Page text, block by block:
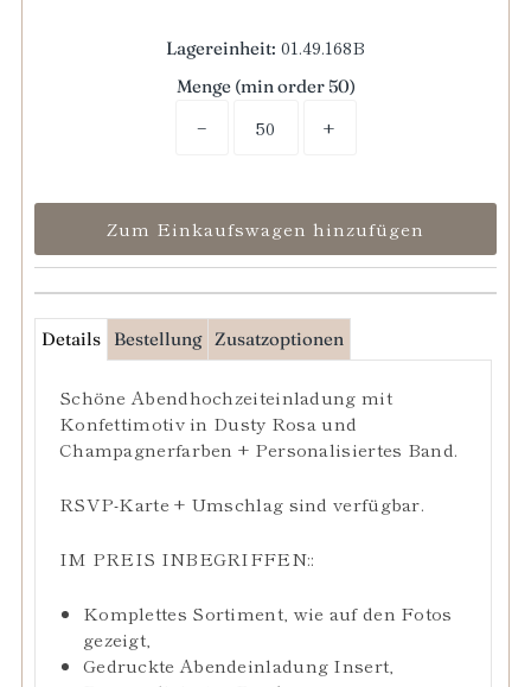
Lagereinheit: 01.49.168B
Menge (min order 50)
− +
Details Bestellung Zusatzoptionen
Schöne Abendhochzeiteinladung mit
Konfettimotiv in Dusty Rosa und
Champagnerfarben + Personalisiertes Band.
RSVP-Karte + Umschlag sind verfügbar.
IM PREIS INBEGRIFFEN::
Komplettes Sortiment, wie auf den Fotos
gezeigt,
Gedruckte Abendeinladung Insert,